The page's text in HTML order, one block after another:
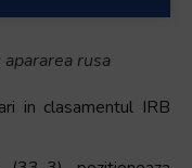
rusa
in clasamentul IRB